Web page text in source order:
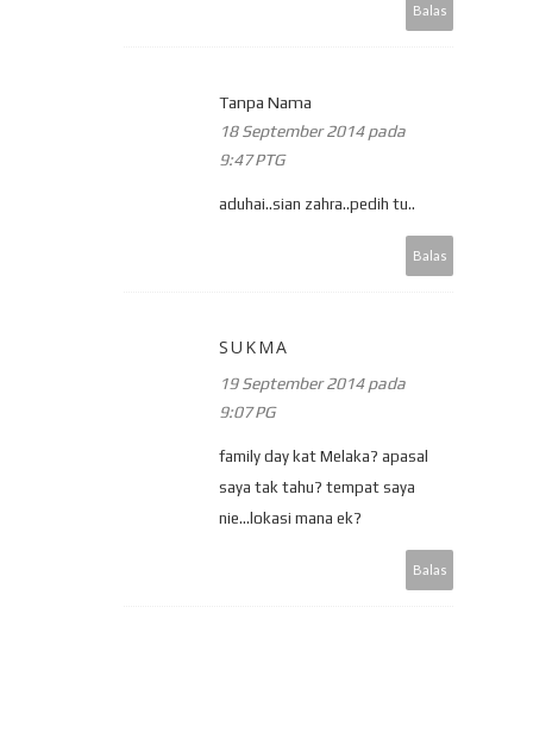
Balas
Tanpa Nama
18 September 2014 pada
9:47 PTG
aduhai..sian zahra..pedih tu..
Balas
SUKMA
19 September 2014 pada
9:07 PG
family day kat Melaka? apasal
saya tak tahu? tempat saya
nie...lokasi mana ek?
Balas